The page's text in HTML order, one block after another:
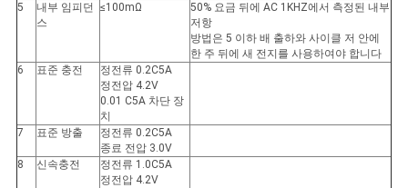
이
맵
5
내부 임피던
스
≤100mΩ
50% 요금 뒤에 AC 1KHZ에서 측정된 내부
저항
방법은 5 이하 배 출하와 사이클 저 안에
한 주 뒤에 새 전지를 사용하여야 합니다
6
표준 충전
정전류 0.2C5A
정전압 4.2V
0.01 C5A 차단 장
치
7
표준 방출
정전류 0.2C5A
종료 전압 3.0V
8
신속충전
정전류 1.0C5A
정전압 4.2V